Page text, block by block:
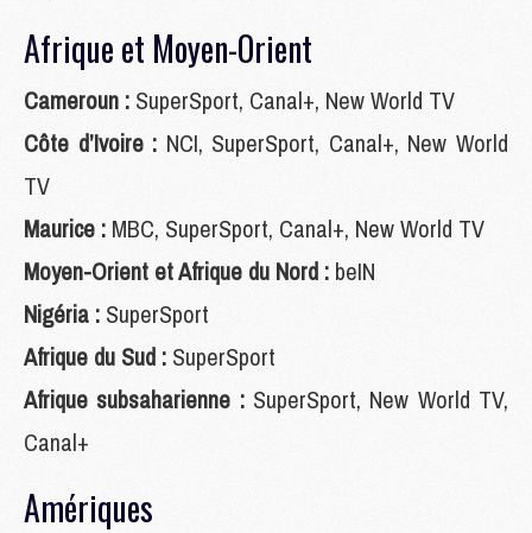
Afrique et Moyen-Orient
Cameroun : SuperSport, Canal+, New World TV
Côte d’Ivoire : NCI, SuperSport, Canal+, New World
TV
Maurice : MBC, SuperSport, Canal+, New World TV
Moyen-Orient et Afrique du Nord : beIN
Nigéria : SuperSport
Afrique du Sud : SuperSport
Afrique subsaharienne :SuperSport, New World TV,
Canal+
Amériques